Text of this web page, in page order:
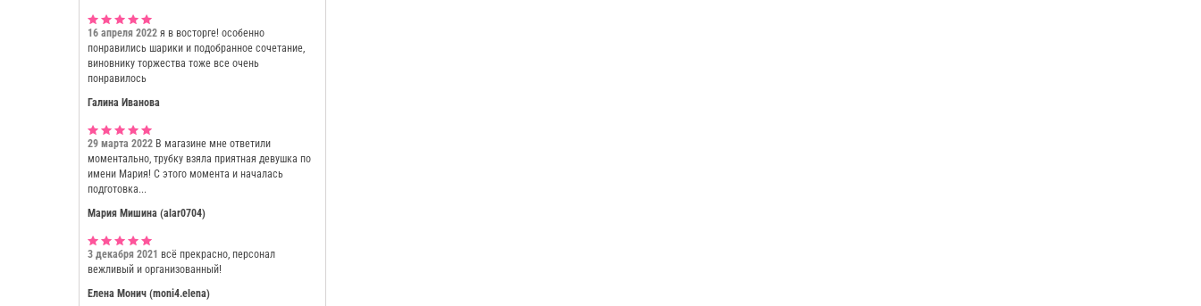
16 апреля 2022 я в восторге! особенно
понравились шарики и подобранное сочетание,
виновнику торжества тоже все очень
понравилось
Галина Иванова
29 марта 2022 В магазине мне ответили
моментально, трубку взяла приятная девушка по
имени Мария! С этого момента и началась
подготовка...
Мария Мишина (alar0704)
3 декабря 2021 всё прекрасно, персонал
вежливый и организованный!
Елена Монич (moni4.elena)